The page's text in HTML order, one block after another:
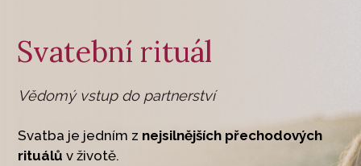
Svatební rituál
Vědomý vstup do partnerství
Svatba je jedním z nejsilnějších přechodových
rituálův životě.